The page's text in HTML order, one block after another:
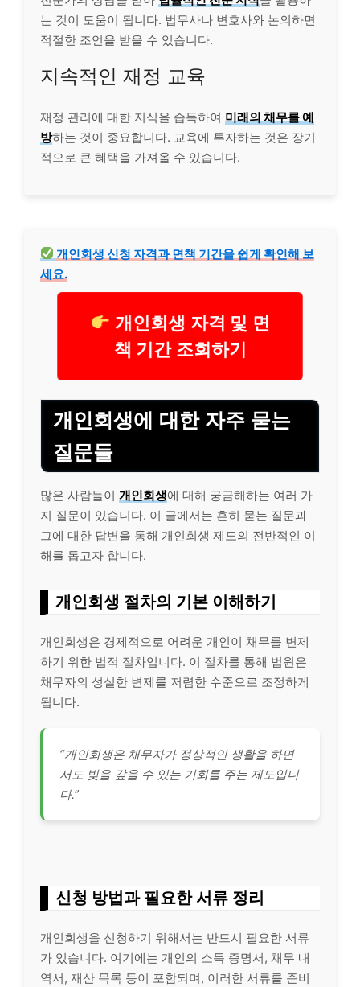
는 것이 도움이 됩니다. 법무사나 변호사와 논의하면
적절한 조언을 받을 수 있습니다.
지속적인 재정 교육
재정 관리에 대한 지식을 습득하여 미래의 채무를 예
방하는 것이 중요합니다. 교육에 투자하는 것은 장기
적으로 큰 혜택을 가져올 수 있습니다.
개인회생 신청 자격과 면책 기간을 쉽게 확인해 보
세요.
개인회생 자격 및 면
책 기간 조회하기
개인회생에 대한 자주 묻는
질문들
많은 사람들이 개인회생에 대해 궁금해하는 여러 가
지 질문이 있습니다. 이 글에서는 흔히 묻는 질문과
그에 대한 답변을 통해 개인회생 제도의 전반적인 이
해를 돕고자 합니다.
개인회생 절차의 기본 이해하기
개인회생은 경제적으로 어려운 개인이 채무를 변제
하기 위한 법적 절차입니다. 이 절차를 통해 법원은
채무자의 성실한 변제를 저렴한 수준으로 조정하게
됩니다.
“개인회생은 채무자가 정상적인 생활을 하면
서도 빚을 갚을 수 있는 기회를 주는 제도입니
다.”
신청 방법과 필요한 서류 정리
개인회생을 신청하기 위해서는 반드시 필요한 서류
가 있습니다. 여기에는 개인의 소득 증명서, 채무 내
역서, 재산 목록 등이 포함되며, 이러한 서류를 준비